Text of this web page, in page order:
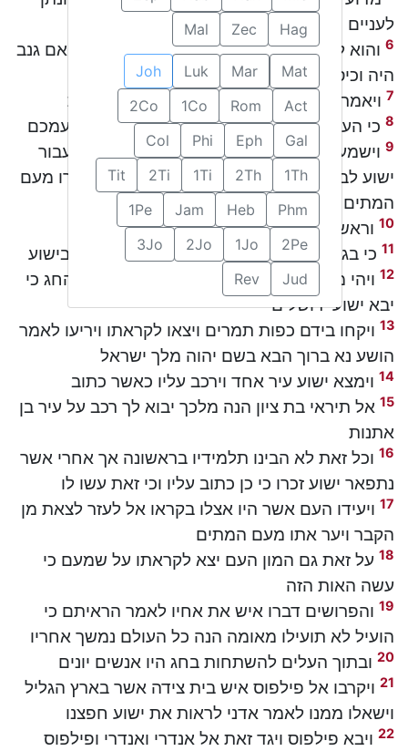
Hag
Zec
Mal
Mat
Mar
Luk
Joh
Act
Rom
1Co
2Co
Gal
Eph
Phi
Col
1Th
2Th
1Ti
2Ti
Tit
Phm
Heb
Jam
1Pe
2Pe
1Jo
2Jo
3Jo
Jud
Rev
לעניים
6 והוא לא דבר את זאת מחמלתו על העניים כי אם גנב
היה וכיס הכסף אתו וישא כל אשר ישימו בו
7 ויאמר ישוע הניחה לה ליום קבורתי צפנה זאת
8 כי העניים תמיד המה עמכם ואני אינני תמיד עמכם
9 וישמעו עם רב ביהודה כי שם הוא ויבאו לא בעבור
ישוע לבדו כי אם לראות גם את לעזר אשר העירו מעם
המתים
10 וראשי הכהנים התיעצו להרג גם את לעזר
11 כי בגללו באו שמה רבים מן היהודים ויאמינו בישוע
12 ויהי ממחרת כשמוע המון רב אשר באו לחג החג כי
יבא ישוע ירושלים
13 ויקחו בידם כפות תמרים ויצאו לקראתו ויריעו לאמר
הושע נא ברוך הבא בשם יהוה מלך ישראל
14 וימצא ישוע עיר אחד וירכב עליו כאשר כתוב
15 אל תיראי בת ציון הנה מלכך יבוא לך רכב על עיר בן
אתנות
16 וכל זאת לא הבינו תלמידיו בראשונה אך אחרי אשר
נתפאר ישוע זכרו כי כן כתוב עליו וכי זאת עשו לו
17 ויעידו העם אשר היו אצלו בקראו אל לעזר לצאת מן
הקבר ויער אתו מעם המתים
18 על זאת גם המון העם יצא לקראתו על שמעם כי
עשה האות הזה
19 והפרושים דברו איש את אחיו לאמר הראיתם כי
הועיל לא תועילו מאומה הנה כל העולם נמשך אחריו
20 ובתוך העלים להשתחות בחג היו אנשים יונים
21 ויקרבו אל פילפוס איש בית צידה אשר בארץ הגליל
וישאלו ממנו לאמר אדני לראות את ישוע חפצנו
22 ויבא פילפוס ויגד זאת אל אנדרי ואנדרי ופילפוס